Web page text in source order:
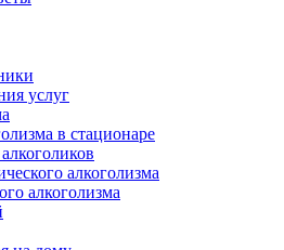
услуг
в стационаре
алкоголизма
алкоголизма